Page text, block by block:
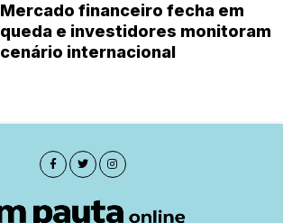
Mercado financeiro fecha em
queda e investidores monitoram
cenário internacional